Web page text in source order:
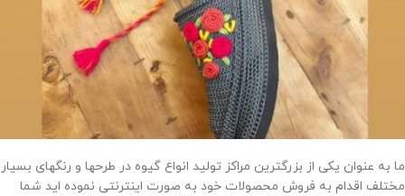
ما به عنوان یکی از بزرگترین مراکز تولید انواع گیوه در طرحها و رنگهای بسیار
مختلف اقدام به فروش محصولات خود به صورت اینترنتی نموده اید شما